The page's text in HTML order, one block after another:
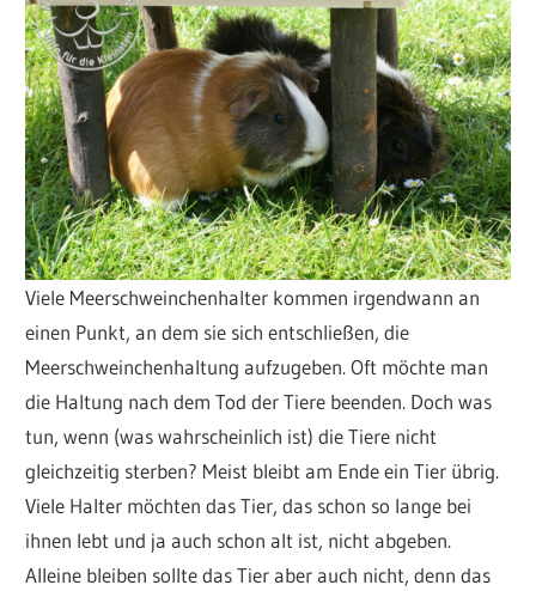
Viele Meerschweinchenhalter kommen irgendwann an
einen Punkt, an dem sie sich entschließen, die
Meerschweinchenhaltung aufzugeben. Oft möchte man
die Haltung nach dem Tod der Tiere beenden. Doch was
tun, wenn (was wahrscheinlich ist) die Tiere nicht
gleichzeitig sterben? Meist bleibt am Ende ein Tier übrig.
Viele Halter möchten das Tier, das schon so lange bei
ihnen lebt und ja auch schon alt ist, nicht abgeben.
Alleine bleiben sollte das Tier aber auch nicht, denn das